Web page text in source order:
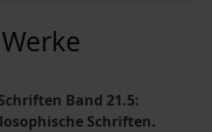
Band 21.5:
Schriften.